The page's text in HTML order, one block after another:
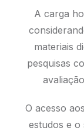
A carga
materiais
pesquisas
O acesso
estudos e